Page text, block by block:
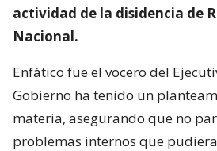
actividad de la disidencia de
Nacional.
Enfático fue el vocero del
Gobierno ha tenido un
materia, asegurando que no
problemas internos que